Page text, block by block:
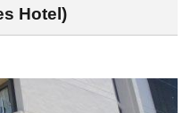
Hotel)